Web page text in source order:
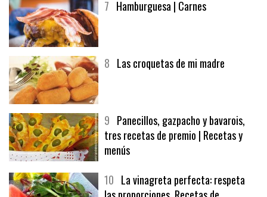
7 Hamburguesa | Carnes
8 Las croquetas de mi madre
9 Panecillos, gazpacho y bavarois,
tres recetas de premio | Recetas y
menús
10 La vinagreta perfecta: respeta